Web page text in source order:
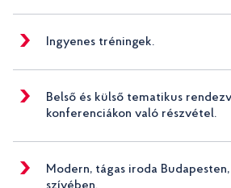
Ingyenes tréningek.
Belső és külső tematikus
konferenciákon való részvétel.
Modern, tágas iroda
szívében.